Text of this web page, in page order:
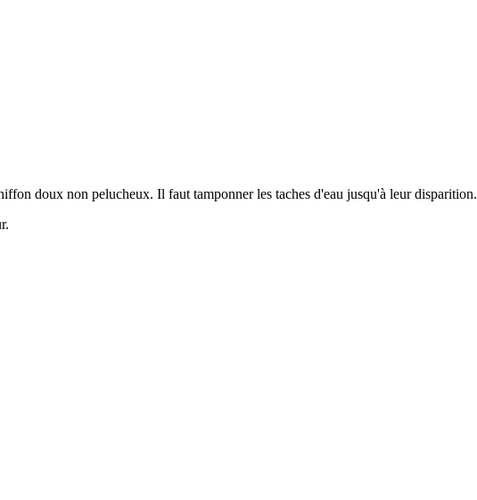
doux non pelucheux. Il faut tamponner les taches d'eau jusqu'à leur disparition.